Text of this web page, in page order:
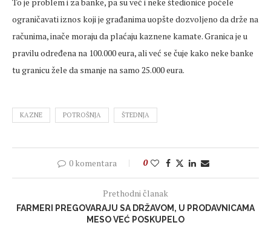
To je problem i za banke, pa su već i neke štedionice počele
ograničavati iznos koji je građanima uopšte dozvoljeno da drže na
računima, inače moraju da plaćaju kaznene kamate. Granica je u
pravilu određena na 100.000 eura, ali već se čuje kako neke banke
tu granicu žele da smanje na samo 25.000 eura.
KAZNE POTROŠNJA ŠTEDNJA
0 komentara 0
Prethodni članak
FARMERI PREGOVARAJU SA DRŽAVOM, U PRODAVNICAMA
MESO VEĆ POSKUPELO